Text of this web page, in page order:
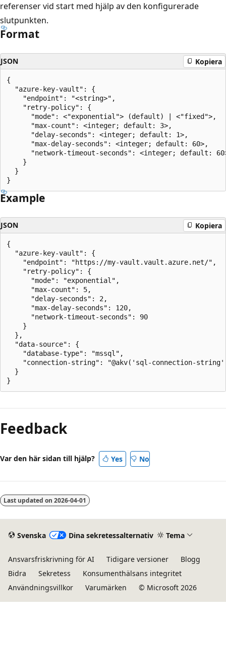
referenser vid start med hjälp av den konfigurerade
slutpunkten.
Format
JSON Kopiera
{
  "azure-key-vault": {
    "endpoint": "<string>",
    "retry-policy": {
      "mode": <"exponential"> (default) | <"fixed">,
      "max-count": <integer; default: 3>,
      "delay-seconds": <integer; default: 1>,
      "max-delay-seconds": <integer; default: 60>,
"network-timeout-seconds": <integer; default:
    }
  }
Example
JSON Kopiera
{
  "azure-key-vault": {
    "endpoint": "https://my-vault.vault.azure.net/",
    "retry-policy": {
      "mode": "exponential",
      "max-count": 5,
      "delay-seconds": 2,
      "max-delay-seconds": 120,
      "network-timeout-seconds": 90
    }
  },
  "data-source": {
    "database-type": "mssql",
"connection-string": "@akv('sql-connection-
  }
Feedback
Var den här sidan till hjälp? Yes No
Last updated on 2026-04-01
Svenska Dina sekretessalternativ Tema
Ansvarsfriskrivning för AI Tidigare versioner
Blogg
Bidra
Sekretess
Konsumenthälsans integritet
Användningsvillkor
Varumärken © Microsoft 2026